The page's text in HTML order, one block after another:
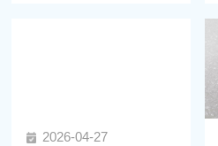
2026-04-27